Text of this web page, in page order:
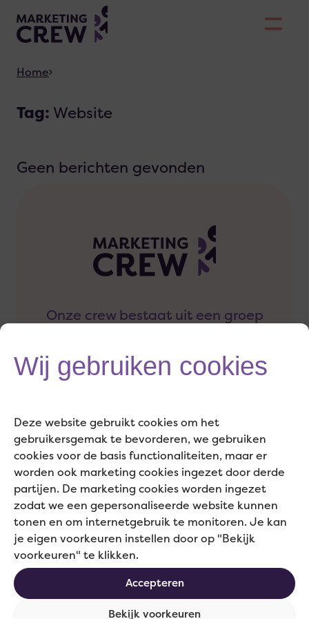
Wij gebruiken cookies
Deze website gebruikt cookies om het
gebruikersgemak te bevorderen, we gebruiken
cookies voor de basis functionaliteiten, maar er
worden ook marketing cookies ingezet door derde
partijen. De marketing cookies worden ingezet
zodat we een gepersonaliseerde website kunnen
tonen en om internetgebruik te monitoren. Je kan
je eigen voorkeuren instellen door op "Bekijk
voorkeuren" te klikken.
Accepteren
Bekijk voorkeuren
Skiplinks
Home
Tag: Website
Geen berichten gevonden
Onze crew bestaat uit een groep
professionals met veel ervaring in
marketing- en communicatie. Van
tussenin. Ons doel? Jouw bedrijf
naar een hoger niveau brengen!
The only way is up.
Home
Crew
Cases
Onze werkwijze